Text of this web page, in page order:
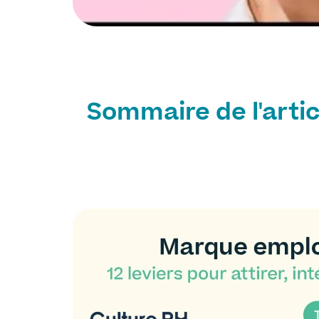
Sommaire de